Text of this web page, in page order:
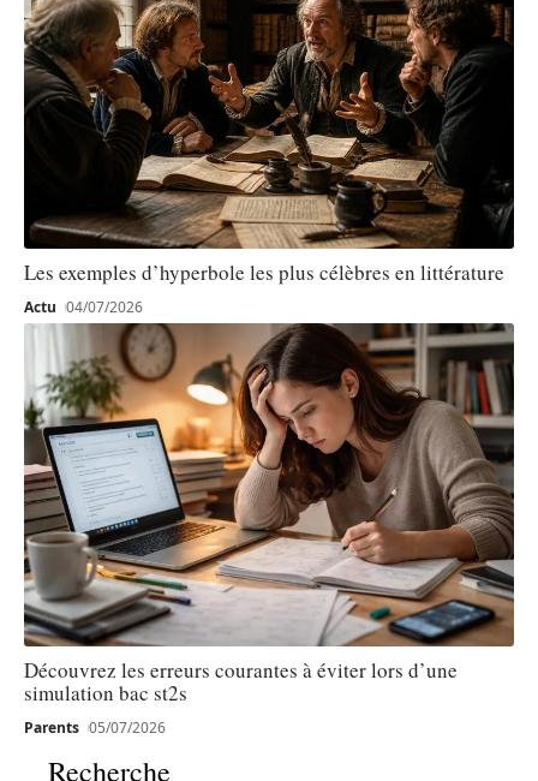
Les exemples d’hyperbole les plus célèbres en littérature
Actu 04/07/2026
Découvrez les erreurs courantes à éviter lors d’une
simulation bac st2s
Parents 05/07/2026
Recherche